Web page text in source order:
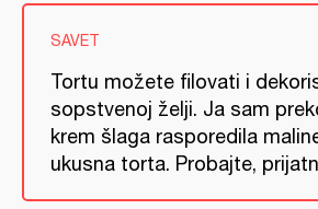
SAVET
Tortu možete filovati i
sopstvenoj želji. Ja sam
krem šlaga rasporedila
ukusna torta. Probajte,